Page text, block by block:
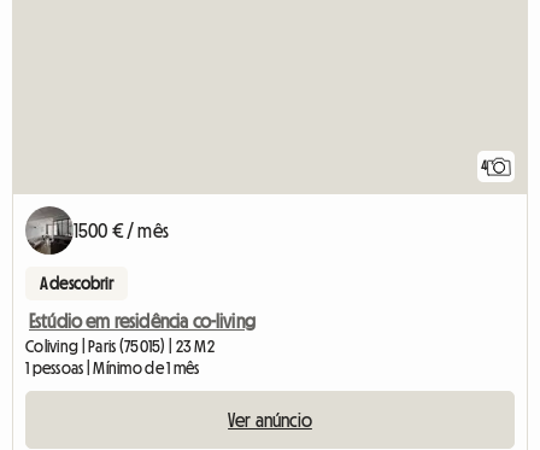
4
1500 € / mês
A descobrir
Estúdio em residência co-living
Coliving | Paris (75015) | 23 M2
1 pessoas | Mínimo de 1 mês
Ver anúncio